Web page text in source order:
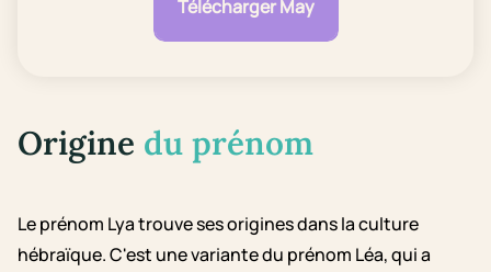
Télécharger May
Origine du prénom
Le prénom Lya trouve ses origines dans la culture
hébraïque. C'est une variante du prénom Léa, qui a